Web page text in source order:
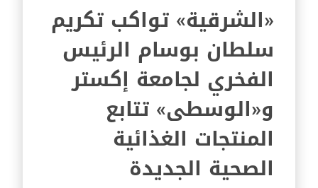
«الشرقية» تواكب تكريم
سلطان بوسام الرئيس
الفخري لجامعة إكستر
و«الوسطى» تتابع
المنتجات الغذائية
الصحية الجديدة